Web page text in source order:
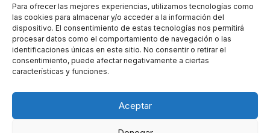
Para ofrecer las mejores experiencias, utilizamos tecnologías como
las cookies para almacenar y/o acceder a la información del
dispositivo. El consentimiento de estas tecnologías nos permitirá
procesar datos como el comportamiento de navegación o las
identificaciones únicas en este sitio. No consentir o retirar el
consentimiento, puede afectar negativamente a ciertas
características y funciones.
Aceptar
Aviso Legal
Contacto